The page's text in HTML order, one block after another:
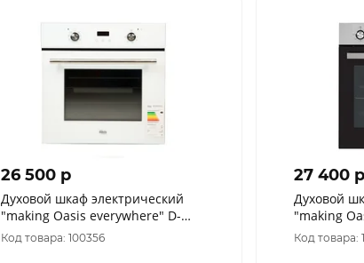
26 500 p
Духовой шкаф электрический
"making Oasis everywhere" D-
MSW
Код товара: 100356
27 400 p
Духовой
"making
45SN
Код товара: